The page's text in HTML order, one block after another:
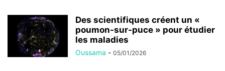
Des scientifiques créent un «
poumon-sur-puce » pour étudier
les maladies
Oussama - 05/01/2026